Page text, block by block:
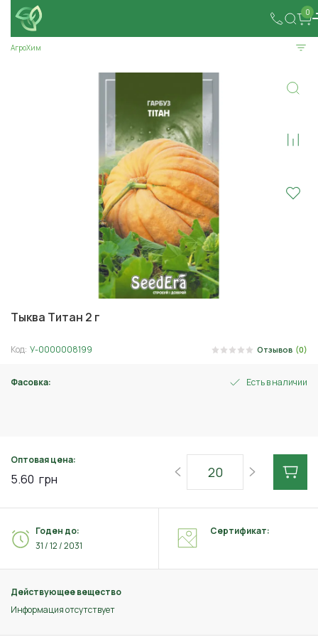
0
АгроХим
Тыква Титан 2 г
Код: У-0000008199 Отзывов (0)
Фасовка: Есть в наличии
Оптовая цена:
5.60 грн
Действующее вещество
Информация отсутствует
Годен до:
31 / 12 / 2031
Сертификат: